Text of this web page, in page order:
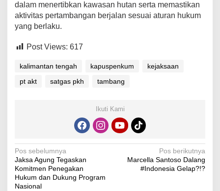
dalam menertibkan kawasan hutan serta memastikan
aktivitas pertambangan berjalan sesuai aturan hukum
yang berlaku.
Post Views: 617
kalimantan tengah kapuspenkum
kejaksaan
pt akt
satgas pkh tambang
Ikuti Kami
Navigasi
pos
Pos sebelumnya
Jaksa Agung Tegaskan
Komitmen Penegakan
Hukum dan Dukung Program
Nasional
Pos berikutnya
Marcella Santoso Dalang
#Indonesia Gelap?!?